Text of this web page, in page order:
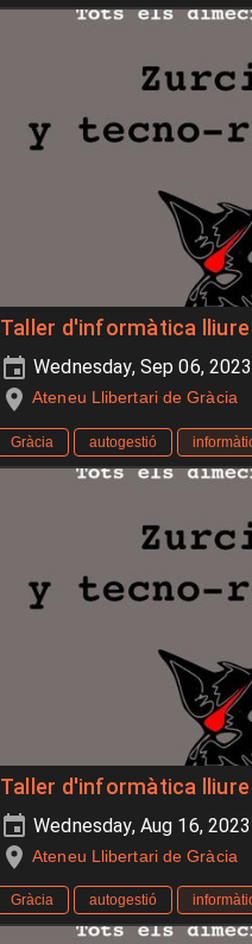
Taller d'informàtica lliure
Wednesday, Sep 06,
Ateneu Llibertari de Gràcia
Gràcia autogestió
Taller d'informàtica lliure
Wednesday, Aug 16,
Ateneu Llibertari de Gràcia
Gràcia autogestió